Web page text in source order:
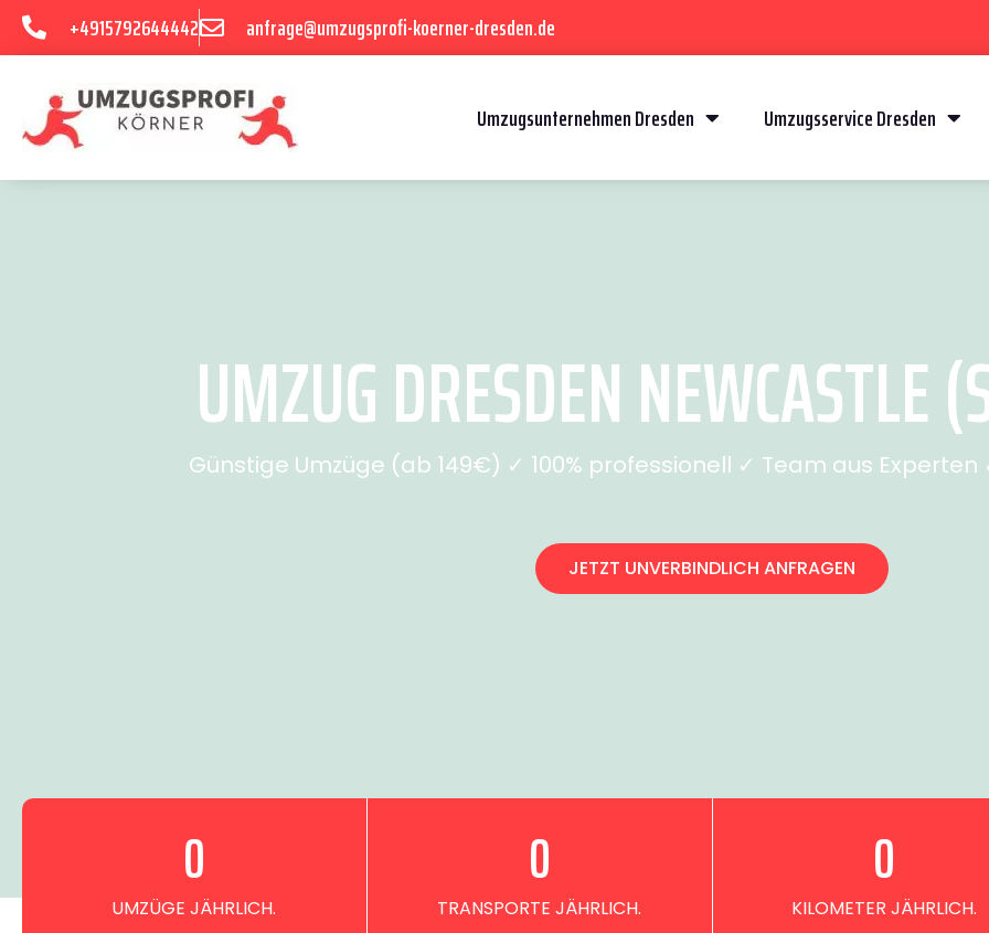
+4915792644442 anfrage@umzugsprofi-koerner-dresden.de
Umzugsunternehmen Dresden Umzugsservice Dresden
UMZUG DRESDEN NEWCASTLE
Günstige Umzüge (ab 149€) ✓ 100% professionell ✓ Team aus
JETZT UNVERBINDLICH ANFRAGEN
UMZÜGE JÄHRLICH.
0
TRANSPORTE JÄHRLICH.
0
KILOMETER JÄHRLICH.
0